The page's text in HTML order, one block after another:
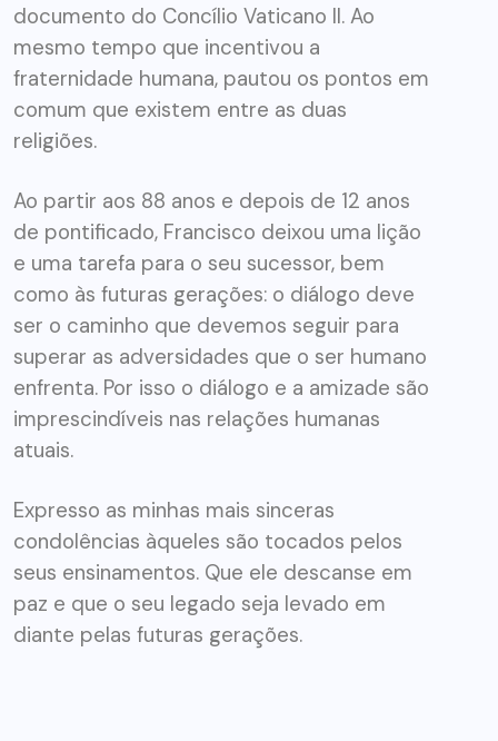
documento do Concílio Vaticano II. Ao
mesmo tempo que incentivou a
fraternidade humana, pautou os pontos em
comum que existem entre as duas
religiões.
Ao partir aos 88 anos e depois de 12 anos
de pontificado, Francisco deixou uma lição
e uma tarefa para o seu sucessor, bem
como às futuras gerações: o diálogo deve
ser o caminho que devemos seguir para
superar as adversidades que o ser humano
enfrenta. Por isso o diálogo e a amizade são
imprescindíveis nas relações humanas
atuais.
Expresso as minhas mais sinceras
condolências àqueles são tocados pelos
seus ensinamentos. Que ele descanse em
paz e que o seu legado seja levado em
diante pelas futuras gerações.